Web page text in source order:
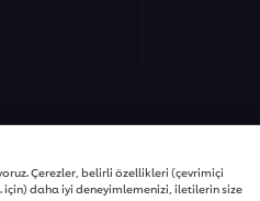
Çerezler, belirli özellikleri (çevrimiçi
daha iyi deneyimlemenizi, iletilerin size